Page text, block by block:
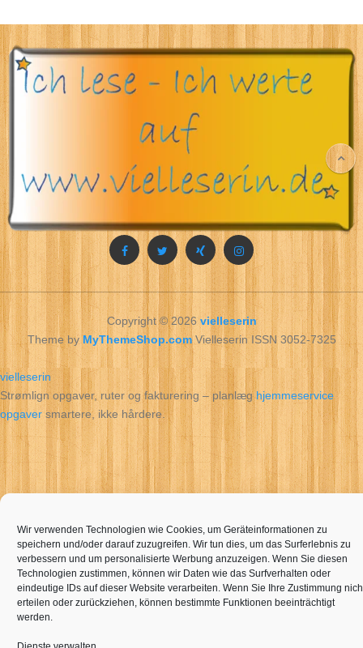
Copyright © 2026vielleserin
Theme by MyThemeShop.comVielleserin ISSN 3052-7325
vielleserin
Wir verwenden Technologien wie Cookies, um Geräteinformationen zu
speichern und/oder darauf zuzugreifen. Wir tun dies, um das Surferlebnis zu
verbessern und um personalisierte Werbung anzuzeigen. Wenn Sie diesen
Technologien zustimmen, können wir Daten wie das Surfverhalten oder
eindeutige IDs auf dieser Website verarbeiten. Wenn Sie Ihre Zustimmung
erteilen oder zurückziehen, können bestimmte Funktionen beeinträchtigt
werden.
Strømlign opgaver, ruter og fakturering – planlæghjemmeservice
opgaversmartere, ikke hårdere.